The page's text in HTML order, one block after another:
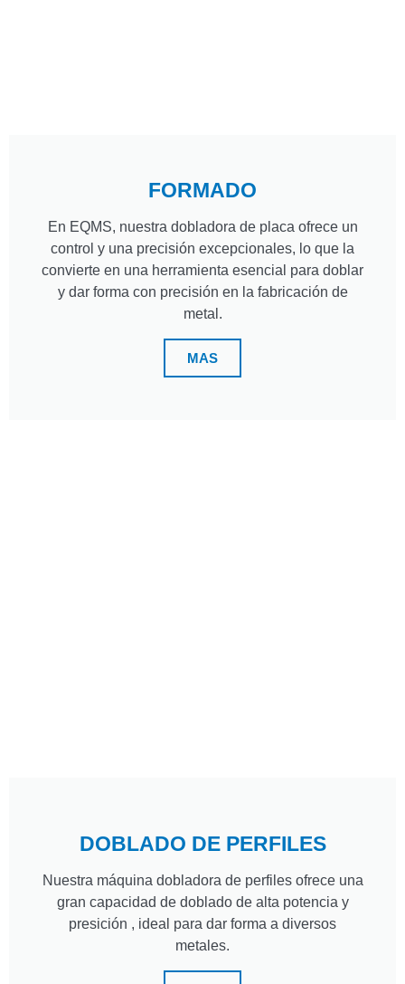
FORMADO
En EQMS, nuestra dobladora de placa ofrece un
control y una precisión excepcionales, lo que la
convierte en una herramienta esencial para doblar
y dar forma con precisión en la fabricación de
metal.
MAS
DOBLADO DE PERFILES
Nuestra máquina dobladora de perfiles ofrece una
gran capacidad de doblado de alta potencia y
presición , ideal para dar forma a diversos
metales.